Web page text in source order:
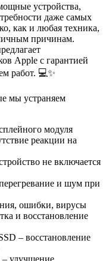
устройства,
даже самых
как и любая техника,
причинам.
Apple с гарантией
работ. 💻✨
мы устраняем
модуля
реакции на
не включается
и шум при
ошибки, вирусы
и восстановление
– восстановление
– улучшение